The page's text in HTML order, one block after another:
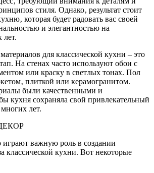
стиля. Однако‚ результат стоит
которая будет радовать вас своей
и элегантностью на
лет.
для классической кухни – это
На стенах часто используют обои с
или краску в светлых тонах. Пол
плиткой или керамогранитом.
были качественными и
кухня сохраняла свой привлекательный
лет.
играют важную роль в создании
классической кухни. Вот некоторые